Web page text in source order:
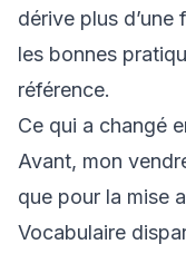
dérive plus d’une
les bonnes
référence.
Ce qui a changé
Avant, mon
que pour la mise
Vocabulaire